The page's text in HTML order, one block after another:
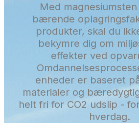
Med
bærende
produkter, skal du
bekymre dig om
effekter ved
enheder er baseret
materialer og
helt fri for CO2 udslip -
hverdag.